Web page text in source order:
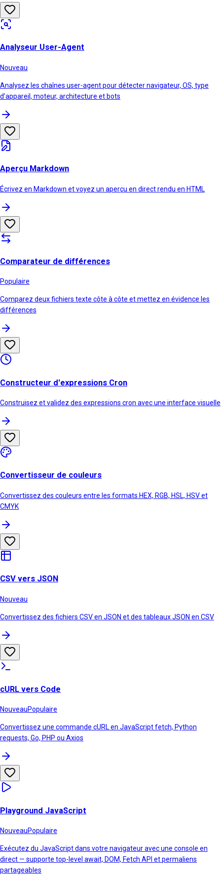
Analyseur User-Agent
Nouveau
Analysez les chaînes user-agent pour détecter navigateur, OS, type
d’appareil, moteur, architecture et bots
Aperçu Markdown
Écrivez en Markdown et voyez un aperçu en direct rendu en HTML
Comparateur de différences
Populaire
Comparez deux fichiers texte côte à côte et mettez en évidence les
différences
Constructeur d'expressions Cron
Construisez et validez des expressions cron avec une interface visuelle
Convertisseur de couleurs
Convertissez des couleurs entre les formats HEX, RGB, HSL, HSV et
CMYK
CSV vers JSON
Nouveau
Convertissez des fichiers CSV en JSON et des tableaux JSON en CSV
cURL vers Code
NouveauPopulaire
Convertissez une commande cURL en JavaScript fetch, Python
requests, Go, PHP ou Axios
Playground JavaScript
NouveauPopulaire
Exécutez du JavaScript dans votre navigateur avec une console en
direct — supporte top-level await, DOM, Fetch API et permaliens
partageables